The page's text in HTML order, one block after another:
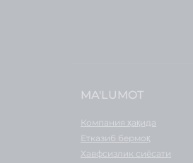
MA'LUMOT
Компания ҳақида
Етказиб бермоқ
Хавфсизлик сиёсати